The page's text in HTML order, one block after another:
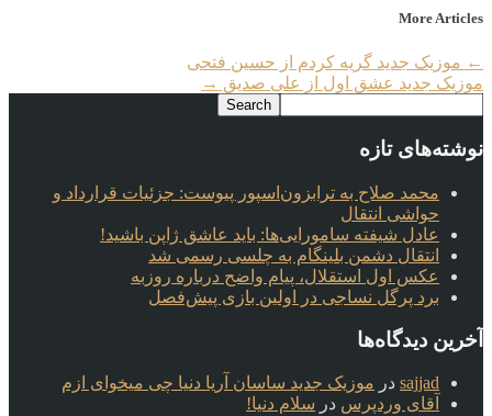
More Articles
← موزیک جدید گریه کردم از حسین فتحی
موزیک جدید عشق اول از علی صدیق →
نوشته‌های تازه
محمد صلاح به ترابزون‌اسپور پیوست: جزئیات قرارداد و
حواشی انتقال
عادل شیفته سامورایی‌ها: باید عاشق ژاپن باشید!
انتقال دشمن بلینگام به چلسی رسمی شد
عکس اول استقلال، پیام واضح درباره روزبه
برد پرگل نساجی در اولین بازی پیش‌فصل
آخرین دیدگاه‌ها
sajjad در موزیک جدید ساسان آریا دنیا چی میخوای ازم
آقای وردپرس در سلام دنیا!